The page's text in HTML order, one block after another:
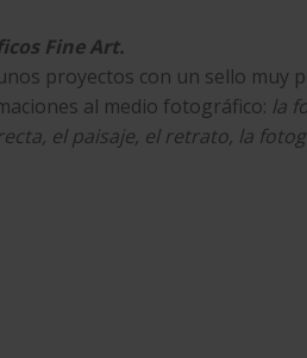
Fine Art.
proyectos con un sello muy
al medio fotográfico: la
el paisaje, el retrato, la